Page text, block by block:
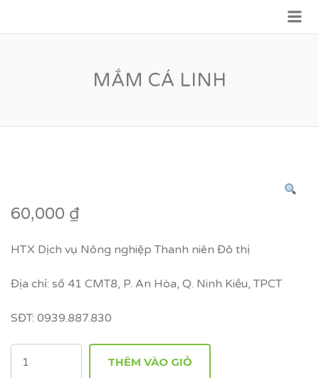
MẮM CÁ LINH
60,000 ₫
HTX Dịch vụ Nông nghiệp Thanh niên Đô thị
Địa chỉ: số 41 CMT8, P. An Hòa, Q. Ninh Kiều, TPCT
SĐT: 0939.887.830
SỐ
LƯỢNG
THÊM VÀO GIỎ